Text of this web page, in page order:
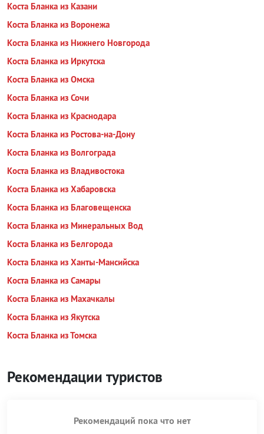
Коста Бланка из Казани
Коста Бланка из Воронежа
Коста Бланка из Нижнего Новгорода
Коста Бланка из Иркутска
Коста Бланка из Омска
Коста Бланка из Сочи
Коста Бланка из Краснодара
Коста Бланка из Ростова-на-Дону
Коста Бланка из Волгограда
Коста Бланка из Владивостока
Коста Бланка из Хабаровска
Коста Бланка из Благовещенска
Коста Бланка из Минеральных Вод
Коста Бланка из Белгорода
Коста Бланка из Ханты-Мансийска
Коста Бланка из Самары
Коста Бланка из Махачкалы
Коста Бланка из Якутска
Коста Бланка из Томска
Рекомендации туристов
Рекомендаций пока что нет